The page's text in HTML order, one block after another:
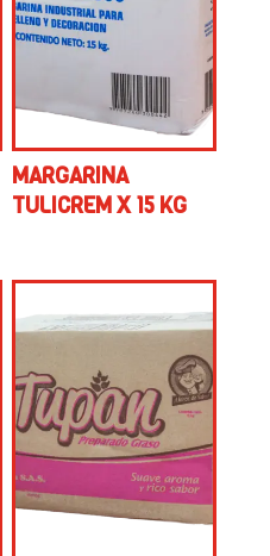
MARGARINA
TULICREM X 15 KG